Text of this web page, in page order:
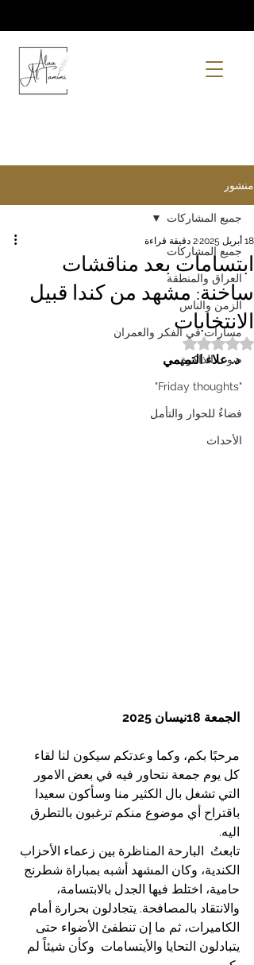
منشور
جميع المشاركات
العراق والمنطقة
الزمن والناس
مسارات في الفكر والعمران
صوت الذاكرة
"Friday thoughts"
فضاءٌ للحوار والتأمل
الأحداث
جميع المشاركات
ابتسامات بعد مناقشات
ساخنة: مشهد من كندا قبيل
الانتخابات
18 أبريل 2025 2 دقيقة قراءة
تم التقييم بـ ليس رقمًا من أصل 5 نجوم.
د. علاء التميمي
الجمعة 18نيسان 2025
مرحبًا بكم، وكما وعدتكم سيكون لنا لقاء
كل يوم جمعة نتحاور فيه في بعض الامور
التي تشغل بال الكثير منا وسأكون سعيدا
باقتراح أي موضوع منكم ترغبون بالتطرق
اليه.
تابعتُ  البارحة المناظرة بين زعماء الأحزاب
الكندية، وكان المشهد أشبه بمباراة شطرنج
حامية، اختلط فيها الجدل بالابتسامة،
والانتقاد بالمصافحة. يتجادلون بحرارة أمام
الكاميرات، ثم ما إن تنطفئ الأضواء حتى
يتبادلون التحايا والأيتسامات  وكأن شيئاً لم